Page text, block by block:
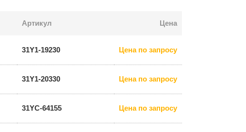
Артикул Цена
31Y1-19230 Цена по запросу
31Y1-20330 Цена по запросу
31YC-64155 Цена по запросу